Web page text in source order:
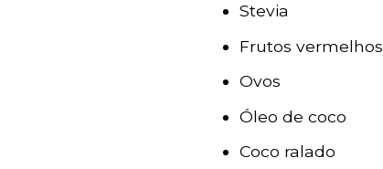
Stevia
Frutos vermelhos
Ovos
Óleo de coco
Coco ralado